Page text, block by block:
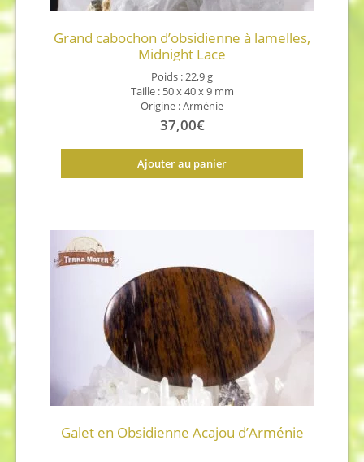
Grand cabochon d’obsidienne à lamelles,
Midnight Lace
Poids : 22,9 g
Taille : 50 x 40 x 9 mm
Origine : Arménie
37,00€
Ajouter au panier
Galet en Obsidienne Acajou d’Arménie